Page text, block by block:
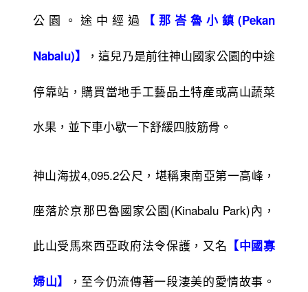
公園。途中經過 【那峇魯小鎮(Pekan
Nabalu)】 ，這兒乃是前往神山國家公園的中途
停靠站，購買當地手工藝品土特產或高山蔬菜
水果，並下車小歇一下舒緩四肢筋骨。
神山海拔4,095.2公尺，堪稱東南亞第一高峰，
座落於京那巴魯國家公園(Kinabalu Park)內，
此山受馬來西亞政府法令保護，又名 【中國寡
婦山】 ，至今仍流傳著一段淒美的愛情故事。